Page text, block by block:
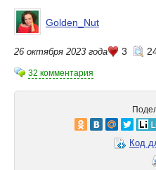
Golden_Nut
26 октября 2023 года 3
32 комментария
Код